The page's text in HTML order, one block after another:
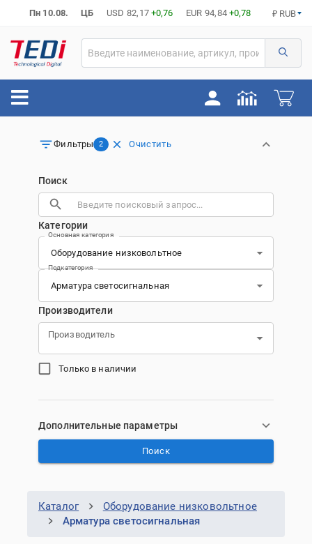
Пн 10.08. ЦБ USD 82,17 +0,76 EUR 94,84 +0,78 ₽ RUB
Фильтры 2 Очистить
Поиск
Категории
Основная категория
Подкатегория
Производители
Производитель
Только в наличии
Дополнительные параметры
Поиск
Каталог
Оборудование низковольтное
Арматура светосигнальная